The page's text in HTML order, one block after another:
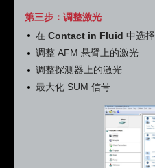
第三步：调整激光
在Contact in Fluid 中选择
调整 AFM 悬臂上的激光
调整探测器上的激光
最大化 SUM 信号